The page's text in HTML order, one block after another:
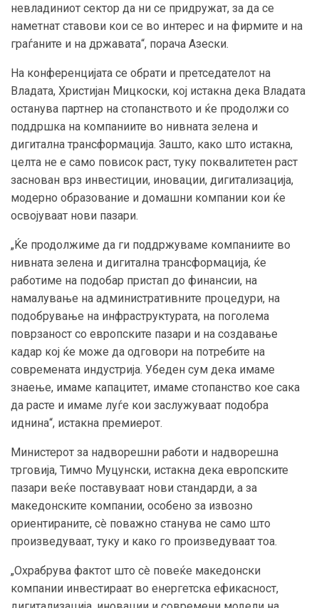
невладиниот сектор да ни се придружат, за да се
наметнат ставови кои се во интерес и на фирмите и на
граѓаните и на државата“, порача Азески.
На конференцијата се обрати и претседателот на
Владата, Христијан Мицкоски, кој истакна дека Владата
останува партнер на стопанството и ќе продолжи со
поддршка на компаниите во нивната зелена и
дигитална трансформација. Зашто, како што истакна,
целта не е само повисок раст, туку поквалитетен раст
заснован врз инвестиции, иновации, дигитализација,
модерно образование и домашни компании кои ќе
освојуваат нови пазари.
„Ќе продолжиме да ги поддржуваме компаниите во
нивната зелена и дигитална трансформација, ќе
работиме на подобар пристап до финансии, на
намалување на административните процедури, на
подобрување на инфраструктурата, на поголема
поврзаност со европските пазари и на создавање
кадар кој ќе може да одговори на потребите на
современата индустрија. Убеден сум дека имаме
знаење, имаме капацитет, имаме стопанство кое сака
да расте и имаме луѓе кои заслужуваат подобра
иднина“, истакна премиерот.
Министерот за надворешни работи и надворешна
трговија, Тимчо Муцунски, истакна дека европските
пазари веќе поставуваат нови стандарди, а за
македонските компании, особено за извозно
ориентираните, сè поважно станува не само што
произведуваат, туку и како го произведуваат тоа.
„Охрабрува фактот што сè повеќе македонски
компании инвестираат во енергетска ефикасност,